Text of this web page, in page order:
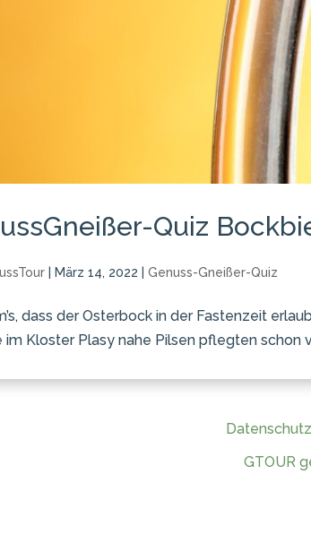
Quiz
März 14, 2022 |Genuss-Gneißer-Quiz
dass der Osterbock in der Fastenzeit
im Kloster Plasy nahe Pilsen pflegten schon
Datenschutz
GTOUR